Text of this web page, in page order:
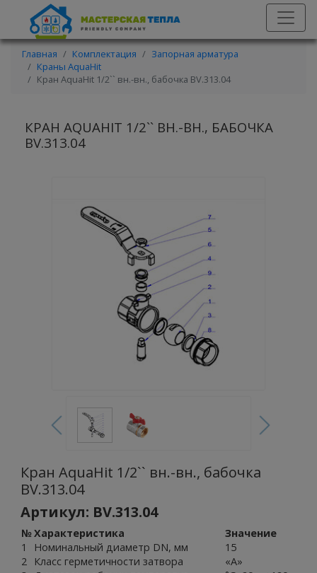
Главная Комплектация
Запорная арматура
Краны AquaHit
Кран AquaHit 1/2`` вн.-вн., бабочка BV.313.04
КРАН AQUAHIT 1/2`` ВН.-ВН., БАБОЧКА
BV.313.04
Кран AquaHit 1/2`` вн.-вн., бабочка
BV.313.04
Артикул: BV.313.04
№Характеристика
Значение
1
Номинальный диаметр DN, мм
15
2
Класс герметичности затвора
«А»